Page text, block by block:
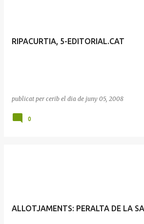
RIPACURTIA, 5-EDITORIAL.CAT
publicat per cerib el dia de juny 05, 2008
0
ALLOTJAMENTS: PERALTA DE LA